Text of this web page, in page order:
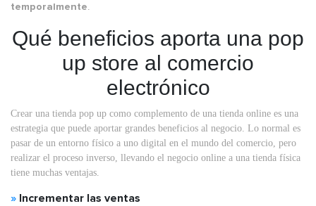
temporalmente
Qué beneficios aporta una pop
up store al comercio
electrónico
Crear una tienda pop up como complemento de una tienda online es una
estrategia que puede aportar grandes beneficios al negocio. Lo normal es
pasar de un entorno físico a uno digital en el mundo del comercio, pero
realizar el proceso inverso, llevando el negocio online a una tienda física
tiene muchas ventajas.
» Incrementar las ventas